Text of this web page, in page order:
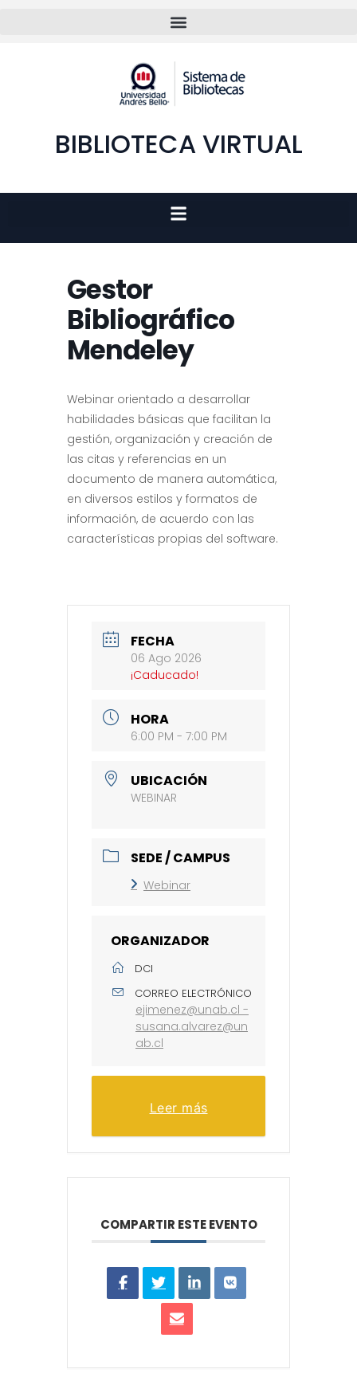
BIBLIOTECA VIRTUAL
Gestor
Bibliográfico
Mendeley
Webinar orientado a desarrollar
habilidades básicas que facilitan la
gestión, organización y creación de
las citas y referencias en un
documento de manera automática,
en diversos estilos y formatos de
información, de acuerdo con las
características propias del software.
FECHA
06 Ago 2026
¡Caducado!
HORA
6:00 PM - 7:00 PM
UBICACIÓN
WEBINAR
SEDE / CAMPUS
Webinar
ORGANIZADOR
DCI
CORREO ELECTRÓNICO
ejimenez@unab.cl -
susana.alvarez@un
ab.cl
Leer más
COMPARTIR ESTE EVENTO